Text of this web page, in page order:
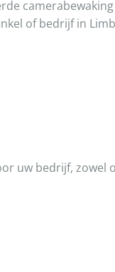
of bedrijf in
uw bedrijf, zowel